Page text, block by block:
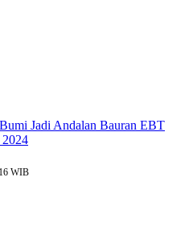
Jadi Andalan Bauran EBT
WIB